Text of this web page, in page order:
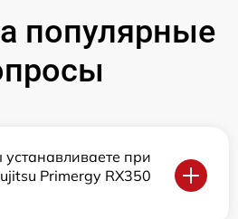
популярные
при
Primergy RX350